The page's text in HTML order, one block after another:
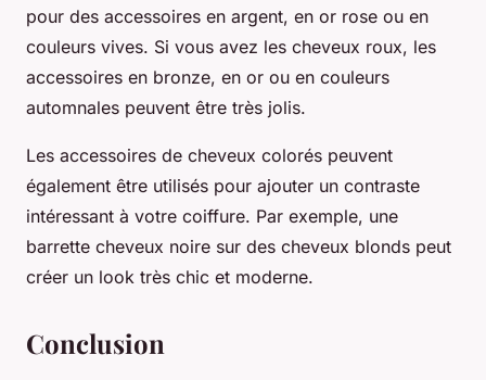
pour des accessoires en argent, en or rose ou en
couleurs vives. Si vous avez les cheveux roux, les
accessoires en bronze, en or ou en couleurs
automnales peuvent être très jolis.
Les accessoires de cheveux colorés peuvent
également être utilisés pour ajouter un contraste
intéressant à votre coiffure. Par exemple, une
barrette cheveux noire sur des cheveux blonds peut
créer un look très chic et moderne.
Conclusion